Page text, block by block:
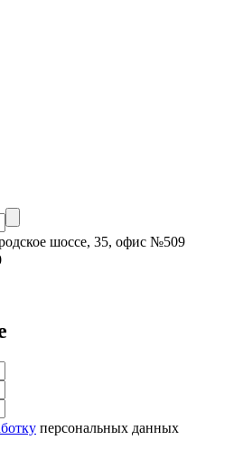
шоссе, 35, офис №509
персональных данных